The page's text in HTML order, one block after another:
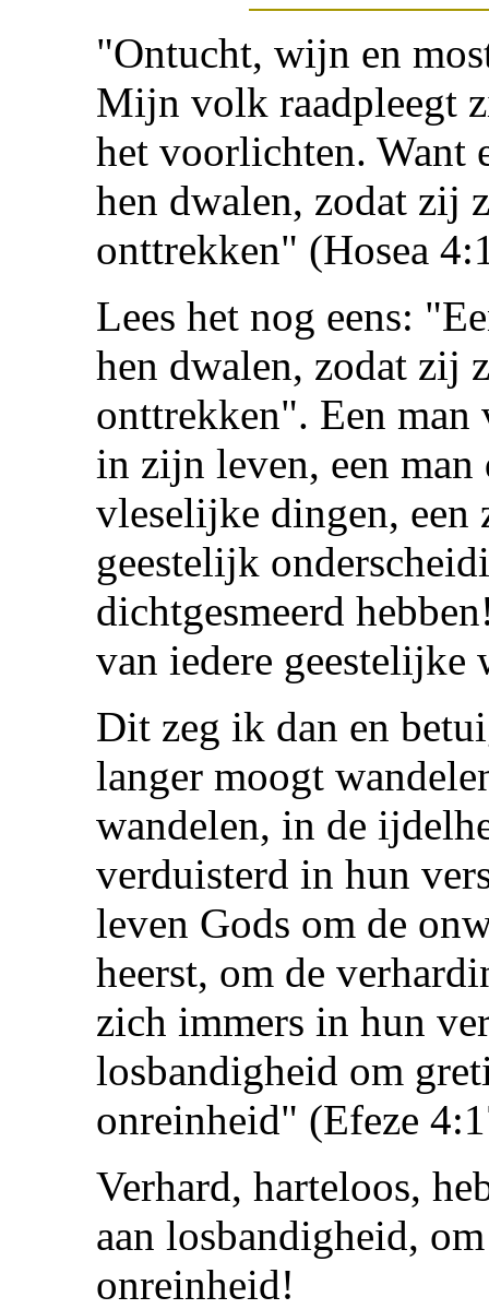
"Ontucht, wijn en
Mijn volk raadpleegt
het voorlichten. Want
hen dwalen, zodat zij
onttrekken" (Hosea
Lees het nog eens:
hen dwalen, zodat zij
onttrekken". Een man
in zijn leven, een man
vleselijke dingen,
geestelijk
dichtgesmeerd
van iedere geestelijke
Dit zeg ik dan en
langer moogt
wandelen, in de
verduisterd in hun
leven Gods om de
heerst, om de
zich immers in hun
losbandigheid om
onreinheid" (Efeze
Verhard, harteloos,
aan losbandigheid,
onreinheid!